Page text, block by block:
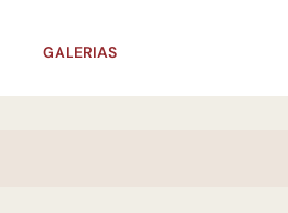
GALERIAS